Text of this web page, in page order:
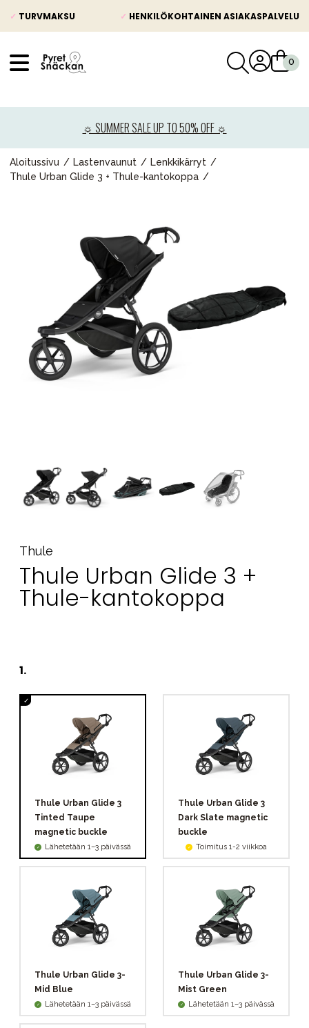
✓ TURVMAKSU ✓ HENKILÖKOHTAINEN ASIAKASPALVELU
☼ SUMMER SALE UP TO 50% OFF ☼
Aloitussivu Lastenvaunut
Lenkkikärryt
Thule Urban Glide 3 + Thule-kantokoppa
Thule
Thule Urban Glide 3 +
Thule-kantokoppa
1.
Thule Urban Glide 3
Tinted Taupe
magnetic buckle
Lähetetään 1–3 päivässä
Thule Urban Glide 3
Dark Slate magnetic
buckle
Toimitus 1-2 viikkoa
Thule Urban Glide 3-
Mid Blue
Lähetetään 1–3 päivässä
Thule Urban Glide 3-
Mist Green
Lähetetään 1–3 päivässä
Lastenvaunut
Lasten turvaistuimet
Lelut ja pelit
Äiti & Isä
Huonekalut & vuodevaatteet
Tarvikkeet
Varaosat
Kampanjat
Aurinko ja uinti
Opas
Myymälämme